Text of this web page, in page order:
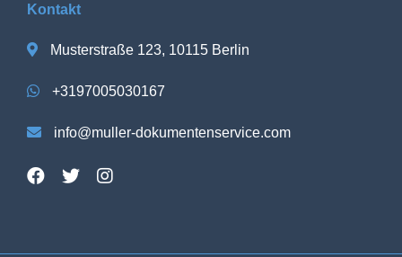
Kontakt
Musterstraße 123, 10115 Berlin
+3197005030167
info@muller-dokumentenservice.com